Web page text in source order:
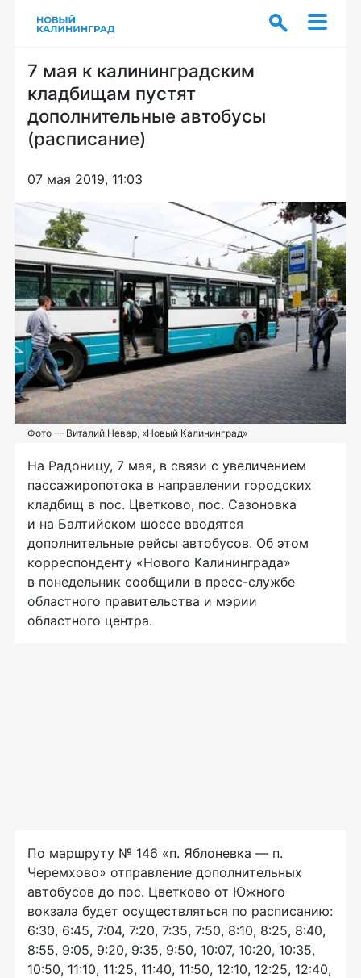
7 мая к калининградским
кладбищам пустят
дополнительные автобусы
(расписание)
07 мая 2019, 11:03
Фото — Виталий Невар, «Новый Калининград»
На Радоницу, 7 мая, в связи с увеличением
пассажиропотока в направлении городских
кладбищ в пос. Цветково, пос. Сазоновка
и на Балтийском шоссе вводятся
дополнительные рейсы автобусов. Об этом
корреспонденту «Нового Калининграда»
в понедельник сообщили в пресс-службе
областного правительства и мэрии
областного центра.
По маршруту № 146 «п. Яблоневка — п.
Черемхово» отправление дополнительных
автобусов до пос. Цветково от Южного
вокзала будет осуществляться по расписанию:
6:30, 6:45, 7:04, 7:20, 7:35, 7:50, 8:10, 8:25, 8:40,
8:55, 9:05, 9:20, 9:35, 9:50, 10:07, 10:20, 10:35,
10:50, 11:10, 11:25, 11:40, 11:50, 12:10, 12:25, 12:40,